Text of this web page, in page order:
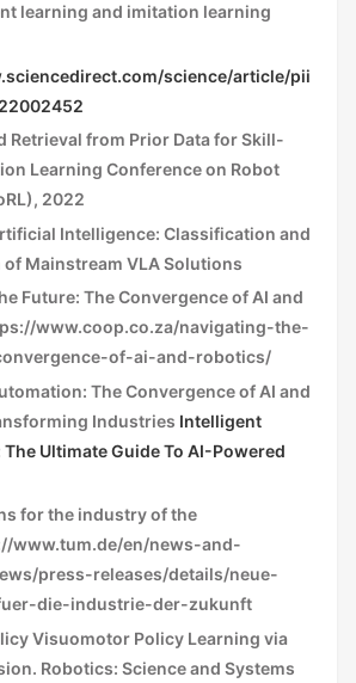
learning and imitation learning
science/article/pii
Retrieval from Prior Data for Skill-
Learning Conference on Robot
2022
Intelligence: Classification and
Mainstream VLA Solutions
Future: The Convergence of AI and
www.coop.co.za/navigating-the-
of-ai-and-robotics/
The Convergence of AI and
Industries Intelligent
Ultimate Guide To AI-Powered
for the industry of the
www.tum.de/en/news-and-
press-releases/details/neue-
die-industrie-der-zukunft
Visuomotor Policy Learning via
. Robotics: Science and Systems